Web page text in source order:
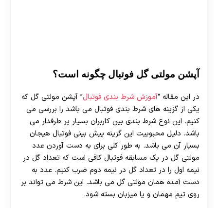
آپشن مولتی گل فوتبال چگونه است؟
در این مقاله “آموزش شرط بندی فوتبال” آپشن مولتی گل که
یکی از گزینه های شرط بندی فوتبال می باشد را بررسی می
کنیم. این نوع شرط بندی بین کاربران بسیار پر طرفدار می
باشد. دلیل محبوبیت این گزینه پیش بینی فوتبال هیجان
بسیار آن می باشد. به طور کلی برای به دست آوردن عدد
مولتی گل در یک مسابقه فوتبال کافی است که تعداد گل در
نیمه اول را در تعداد گل در نیمه دوم ضرب کنیم. عدد به
دست آمده همان مولتی گل می باشد. این شرط می تواند بر
روی تیم مهمان و یا میزبان بسته شود.